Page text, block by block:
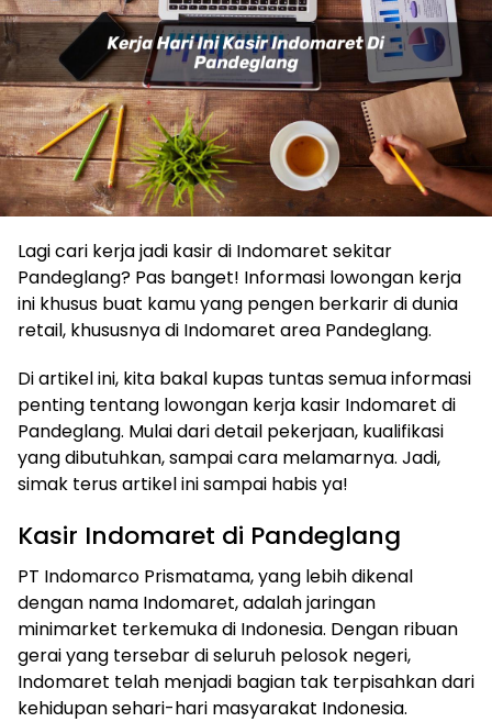
Lagi cari kerja jadi kasir di Indomaret sekitar
Pandeglang? Pas banget! Informasi lowongan kerja
ini khusus buat kamu yang pengen berkarir di dunia
retail, khususnya di Indomaret area Pandeglang.
Di artikel ini, kita bakal kupas tuntas semua informasi
penting tentang lowongan kerja kasir Indomaret di
Pandeglang. Mulai dari detail pekerjaan, kualifikasi
yang dibutuhkan, sampai cara melamarnya. Jadi,
simak terus artikel ini sampai habis ya!
Kasir Indomaret di Pandeglang
PT Indomarco Prismatama, yang lebih dikenal
dengan nama Indomaret, adalah jaringan
minimarket terkemuka di Indonesia. Dengan ribuan
gerai yang tersebar di seluruh pelosok negeri,
Indomaret telah menjadi bagian tak terpisahkan dari
kehidupan sehari-hari masyarakat Indonesia.